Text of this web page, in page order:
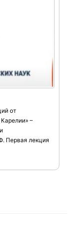
от
–
Первая лекция